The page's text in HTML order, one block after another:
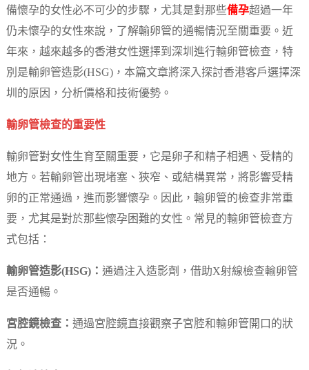
備懷孕的女性必不可少的步驟，尤其是對那些備孕超過一年
仍未懷孕的女性來說，了解輸卵管的通暢情況至關重要。近
年來，越來越多的香港女性選擇到深圳進行輸卵管檢查，特
別是輸卵管造影(HSG)，本篇文章將深入探討香港客戶選擇深
圳的原因，分析價格和技術優勢。
輸卵管檢查的重要性
輸卵管對女性生育至關重要，它是卵子和精子相遇、受精的
地方。若輸卵管出現堵塞、狹窄、或結構異常，將影響受精
卵的正常通過，進而影響懷孕。因此，輸卵管的檢查非常重
要，尤其是對於那些懷孕困難的女性。常見的輸卵管檢查方
式包括：
輸卵管造影(HSG)： 通過注入造影劑，借助X射線檢查輸卵管
是否通暢。
宮腔鏡檢查： 通過宮腔鏡直接觀察子宮腔和輸卵管開口的狀
況。